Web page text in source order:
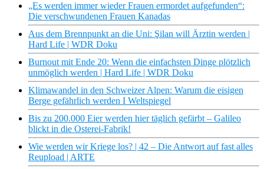
„Es werden immer wieder Frauen ermordet aufgefunden“:
Die verschwundenen Frauen Kanadas
Aus dem Brennpunkt an die Uni: Şilan will Ärztin werden |
Hard Life | WDR Doku
Burnout mit Ende 20: Wenn die einfachsten Dinge plötzlich
unmöglich werden | Hard Life | WDR Doku
Klimawandel in den Schweizer Alpen: Warum die eisigen
Berge gefährlich werden I Weltspiegel
Bis zu 200.000 Eier werden hier täglich gefärbt – Galileo
blickt in die Osterei-Fabrik!
Wie werden wir Kriege los? | 42 – Die Antwort auf fast alles
Reupload | ARTE